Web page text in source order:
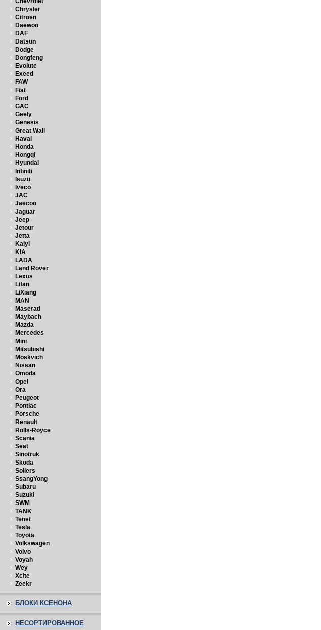
Chrysler
Citroen
Daewoo
DAF
Datsun
Dodge
Dongfeng
Evolute
Exeed
FAW
Fiat
Ford
GAC
Geely
Genesis
Great Wall
Haval
Honda
Hongqi
Hyundai
Infiniti
Isuzu
Iveco
JAC
Jaecoo
Jaguar
Jeep
Jetour
Jetta
Kaiyi
KIA
LADA
Land Rover
Lexus
Lifan
LiXiang
MAN
Maserati
Maybach
Mazda
Mercedes
Mini
Mitsubishi
Moskvich
Nissan
Omoda
Opel
Ora
Peugeot
Pontiac
Porsche
Renault
Rolls-Royce
Scania
Seat
Sinotruk
Skoda
Sollers
SsangYong
Subaru
Suzuki
SWM
TANK
Tenet
Tesla
Toyota
Volkswagen
Volvo
Voyah
Wey
Xcite
Zeekr
БЛОКИ КСЕНОНА
НЕСОРТИРОВАННОЕ